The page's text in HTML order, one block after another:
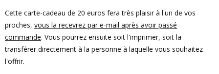
Cette carte-cadeau de 20 euros fera très plaisir à l'un de vos
proches, vous la recevrez par e-mail après avoir passé
commande. Vous pourrez ensuite soit l'imprimer, soit la
transférer directement à la personne à laquelle vous souhaitez
l'offrir.